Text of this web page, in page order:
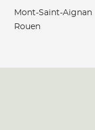
Mont-Saint-Aignan
Rouen